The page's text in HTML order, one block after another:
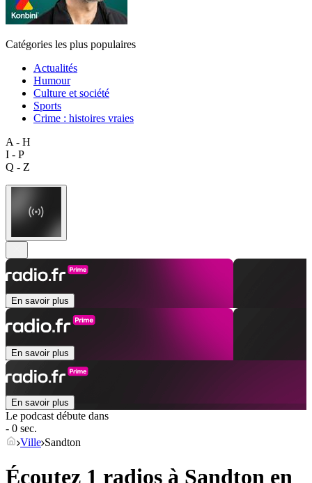
Catégories les plus populaires
Actualités
Humour
Culture et société
Sports
Crime : histoires vraies
A - H
I - P
Q - Z
En savoir plus
En savoir plus
En savoir plus
Le podcast débute dans
- 0 sec.
Ville Sandton
Écoutez 1 radios à Sandton en